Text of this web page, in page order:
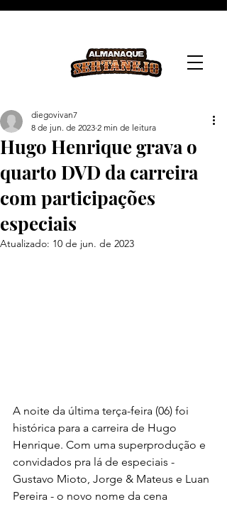
Hugo Henrique grava o
quarto DVD da carreira
com participações
especiais
diegovivan7
8 de jun. de 2023 2 min de leitura
Atualizado: 10 de jun. de 2023
A noite da última terça-feira (06) foi
histórica para a carreira de Hugo
Henrique. Com uma superprodução e
convidados pra lá de especiais -
Gustavo Mioto, Jorge & Mateus e Luan
Pereira - o novo nome da cena